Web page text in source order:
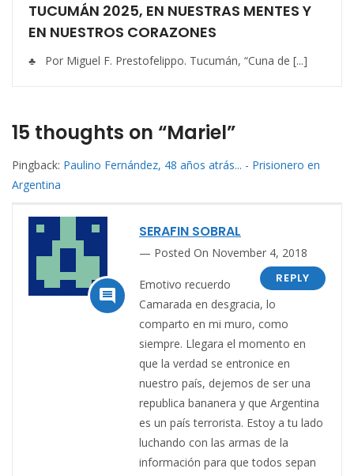
TUCUMÁN 2025, EN NUESTRAS MENTES Y
EN NUESTROS CORAZONES
♣ Por Miguel F. Prestofelippo. Tucumán, “Cuna de [...]
15 thoughts on “Mariel”
Pingback: Paulino Fernández, 48 años atrás... - Prisionero en
Argentina

SERAFIN SOBRAL
Posted On November 4, 2018
REPLY
Emotivo recuerdo
Camarada en desgracia, lo
comparto en mi muro, como
siempre. Llegara el momento en
que la verdad se entronice en
nuestro país, dejemos de ser una
republica bananera y que Argentina
es un país terrorista. Estoy a tu lado
luchando con las armas de la
información para que todos sepan